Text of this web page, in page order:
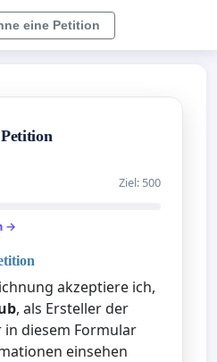
eine Petition
Ziel: 500
→
akzeptiere ich,
, als Ersteller der
diesem Formular
einsehen